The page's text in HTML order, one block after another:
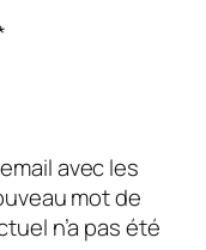
avec les
mot de
n’a pas été